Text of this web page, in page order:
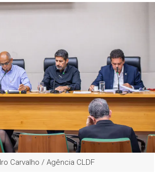
Carvalho / Agência CLDF